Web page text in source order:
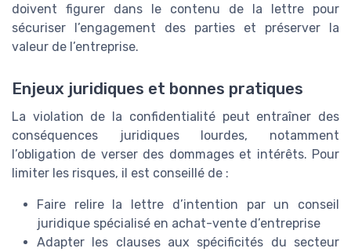
doivent figurer dans le contenu de la lettre pour
sécuriser l’engagement des parties et préserver la
valeur de l’entreprise.
Enjeux juridiques et bonnes pratiques
La violation de la confidentialité peut entraîner des
conséquences juridiques lourdes, notamment
l’obligation de verser des dommages et intérêts. Pour
limiter les risques, il est conseillé de :
Faire relire la lettre d’intention par un conseil
juridique spécialisé en achat-vente d’entreprise
Adapter les clauses aux spécificités du secteur